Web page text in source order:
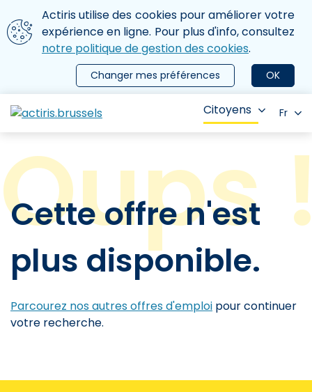
Aller au contenu principal
Nous utilisons des cookies
Actiris utilise des cookies pour améliorer votre
expérience en ligne. Pour plus d'info, consultez
notre politique de gestion des cookies.
OK
Changer mes préférences
le menu
Citoyens Fr
Cette offre n'est
plus disponible.
Parcourez nos autres offres d'emploi pour continuer
votre recherche.